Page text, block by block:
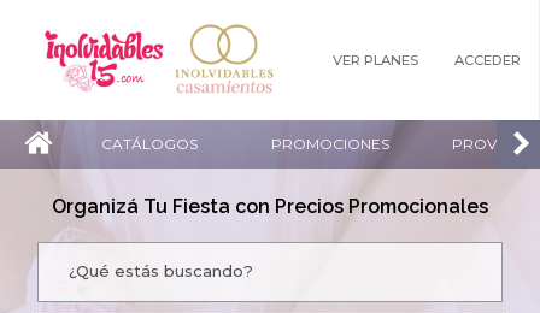
VER PLANES ACCEDER
CATÁLOGOS PROMOCIONES
Organizá Tu Fiesta con Precios Promocionales